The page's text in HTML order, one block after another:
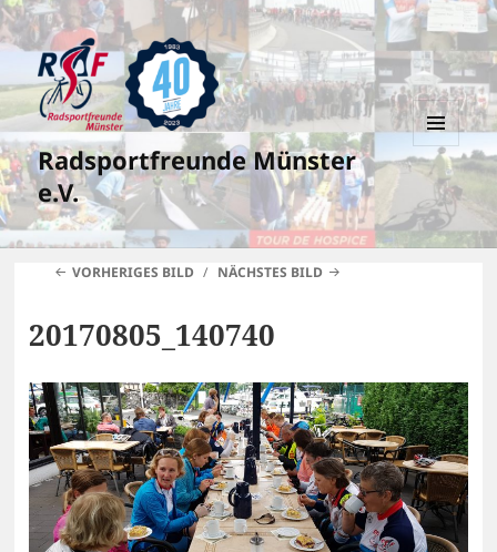
Radsportfreunde Münster
e.V.
MENÜ
UND
WIDGETS
VORHERIGES BILD NÄCHSTES BILD
20170805_140740